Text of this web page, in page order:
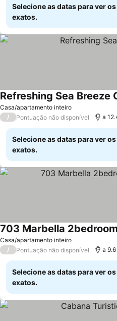
Selecione as datas para ver
exatos.
Casa/apartamento inteiro
Refreshing Sea Breeze
/ Pontuação não disponível a
Selecione as datas para ver
exatos.
Casa/apartamento inteiro
703 Marbella
/ Pontuação não disponível a
Selecione as datas para ver
exatos.